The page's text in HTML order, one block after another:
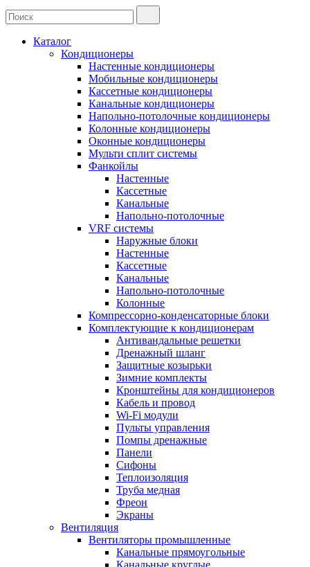
Каталог
Кондиционеры
Настенные кондиционеры
Мобильные кондиционеры
Кассетные кондиционеры
Канальные кондиционеры
Напольно-потолочные кондиционеры
Колонные кондиционеры
Оконные кондиционеры
Мульти сплит системы
Фанкойлы
Настенные
Кассетные
Канальные
Напольно-потолочные
VRF системы
Наружные блоки
Настенные
Кассетные
Канальные
Напольно-потолочные
Колонные
Компрессорно-конденсаторные блоки
Комплектующие к кондиционерам
Антивандальные решетки
Дренажный шланг
Защитные козырьки
Зимние комплекты
Кронштейны для кондиционеров
Кабель и провод
Wi-Fi модули
Пульты управления
Помпы дренажные
Панели
Сифоны
Теплоизоляция
Труба медная
Фреон
Экраны
Вентиляция
Вентиляторы промышленные
Канальные прямоугольные
Канальные круглые